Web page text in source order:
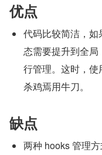
优点
代码比较简洁，
态需要提升到全
行管理。这时，使
杀鸡焉用牛刀。
缺点
两种 hooks 管理